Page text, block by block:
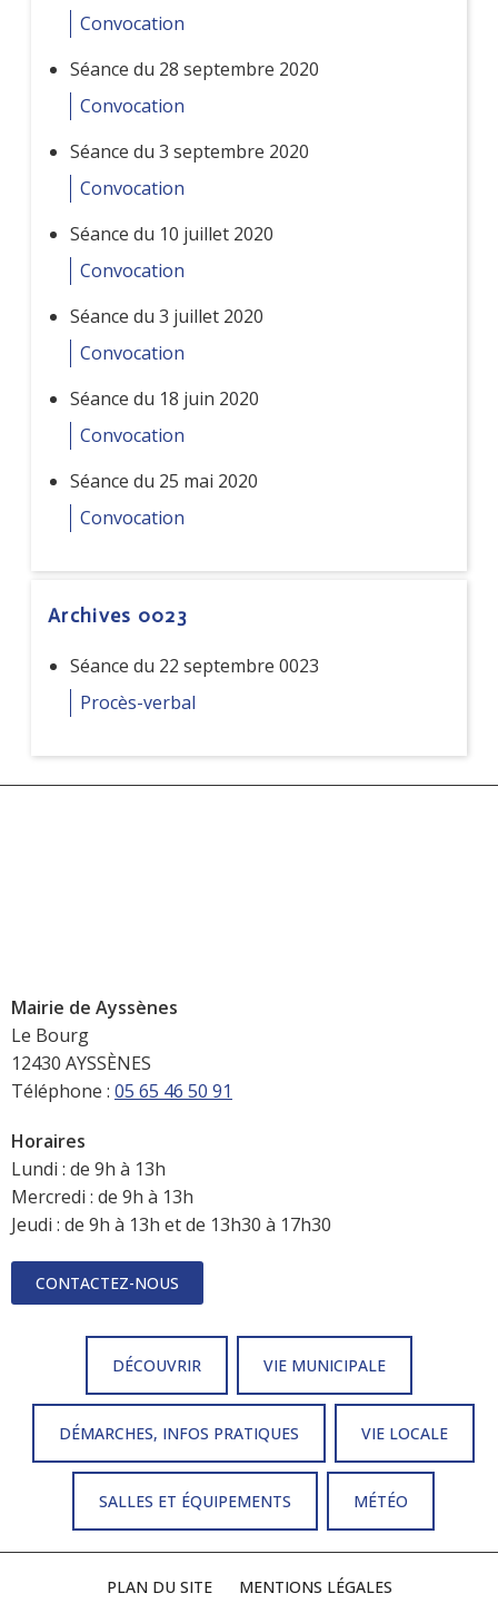
Convocation
Séance du 28 septembre 2020
Convocation
Séance du 3 septembre 2020
Convocation
Séance du 10 juillet 2020
Convocation
Séance du 3 juillet 2020
Convocation
Séance du 18 juin 2020
Convocation
Séance du 25 mai 2020
Convocation
Archives 0023
Séance du 22 septembre 0023
Procès-verbal
Mairie de Ayssènes
Le Bourg
12430 AYSSÈNES
Téléphone : 05 65 46 50 91
Horaires
Lundi : de 9h à 13h
Mercredi : de 9h à 13h
Jeudi : de 9h à 13h et de 13h30 à 17h30
CONTACTEZ-NOUS
DÉCOUVRIR VIE MUNICIPALE
DÉMARCHES, INFOS PRATIQUES VIE LOCALE
SALLES ET ÉQUIPEMENTS MÉTÉO
PLAN DU SITE MENTIONS LÉGALES